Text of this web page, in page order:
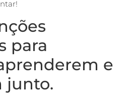
para
e
junto.